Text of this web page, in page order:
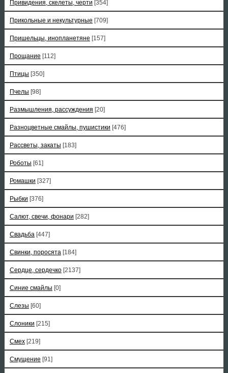
Привидения, скелеты, черти [354]
Прикольные и некультурные [709]
Пришельцы, инопланетяне [157]
Прощание [112]
Птицы [350]
Пчелы [98]
Размышления, рассуждения [20]
Разноцветные смайлы, пушистики [476]
Рассветы, закаты [183]
Роботы [61]
Ромашки [327]
Рыбки [376]
Салют, свечи, фонари [282]
Свадьба [447]
Свинки, поросята [184]
Сердце, сердечко [2137]
Синие смайлы [0]
Слезы [60]
Слоники [215]
Смех [219]
Смущение [91]